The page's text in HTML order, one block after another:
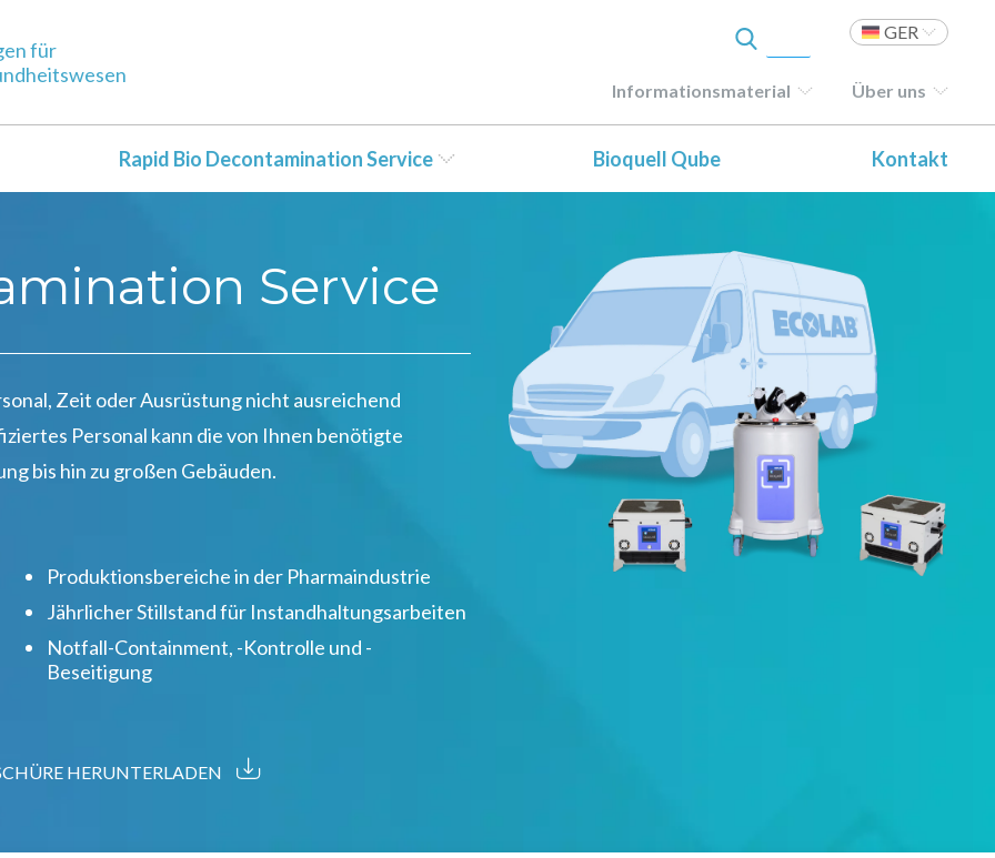
für
GER
Informationsmaterial Über uns
Rapid Bio Decontamination Service Bioquell Qube Kontakt
Service
Zeit oder Ausrüstung nicht ausreichend
Personal kann die von Ihnen benötigte
bis hin zu großen Gebäuden.
Produktionsbereiche in der Pharmaindustrie
Jährlicher Stillstand für Instandhaltungsarbeiten
Notfall-Containment, -Kontrolle und -
Beseitigung
HERUNTERLADEN